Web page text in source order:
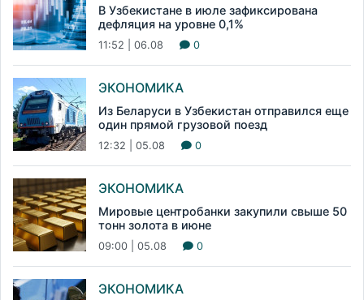
В Узбекистане в июле зафиксирована
дефляция на уровне 0,1%
11:52 | 06.08 0
ЭКОНОМИКА
Из Беларуси в Узбекистан отправился еще
один прямой грузовой поезд
12:32 | 05.08 0
ЭКОНОМИКА
Мировые центробанки закупили свыше 50
тонн золота в июне
09:00 | 05.08 0
ЭКОНОМИКА